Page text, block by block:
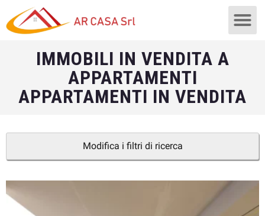
IMMOBILI IN VENDITA A
APPARTAMENTI
APPARTAMENTI IN VENDITA
Modifica i filtri di ricerca